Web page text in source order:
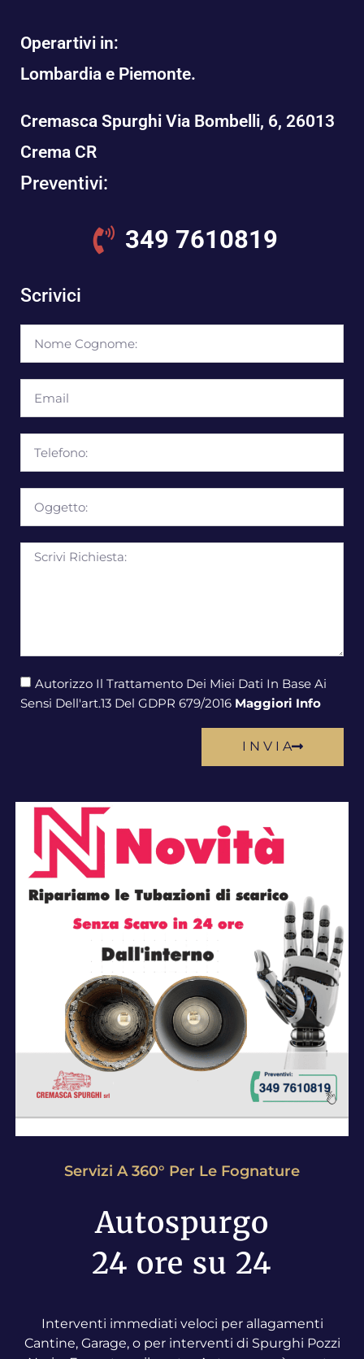
Operartivi in:
Lombardia e Piemonte.
Cremasca Spurghi Via Bombelli, 6, 26013
Crema CR
Preventivi:
349 7610819
Scrivici
Autorizzo Il Trattamento Dei Miei Dati In Base Ai
Sensi Dell'art.13 Del GDPR 679/2016 Maggiori Info
I N V I A
Servizi A 360° Per Le Fognature
Autospurgo
24 ore su 24
Interventi immediati veloci per allagamenti
Cantine, Garage, o per interventi di Spurghi Pozzi